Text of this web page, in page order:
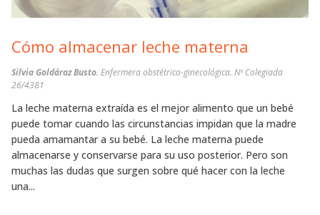
Cómo almacenar leche materna
Silvia Goldáraz Busto. Enfermera obstétrico-ginecológica. Nº Colegiada
26/4381
La leche materna extraída es el mejor alimento que un bebé
puede tomar cuando las circunstancias impidan que la madre
pueda amamantar a su bebé. La leche materna puede
almacenarse y conservarse para su uso posterior. Pero son
muchas las dudas que surgen sobre qué hacer con la leche
una...